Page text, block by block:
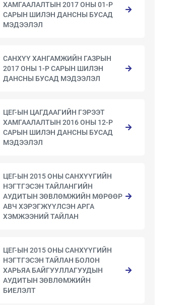
ХАМГААЛАЛТЫН 2017 ОНЫ 01-Р
САРЫН ШИЛЭН ДАНСНЫ БУСАД
МЭДЭЭЛЭЛ
САНХҮҮ ХАНГАМЖИЙН ГАЗРЫН
2017 ОНЫ 1-Р САРЫН ШИЛЭН
ДАНСНЫ БУСАД МЭДЭЭЛЭЛ
ЦЕГ-ЫН ЦАГДААГИЙН ГЭРЭЭТ
ХАМГААЛАЛТЫН 2016 ОНЫ 12-Р
САРЫН ШИЛЭН ДАНСНЫ БУСАД
МЭДЭЭЛЭЛ
ЦЕГ-ЫН 2015 ОНЫ САНХҮҮГИЙН
НЭГТГЭСЭН ТАЙЛАНГИЙН
АУДИТЫН ЗӨВЛӨМЖИЙН МӨРӨӨР
АВЧ ХЭРЭГЖҮҮЛСЭН АРГА
ХЭМЖЭЭНИЙ ТАЙЛАН
ЦЕГ-ЫН 2015 ОНЫ САНХҮҮГИЙН
НЭГТГЭСЭН ТАЙЛАН БОЛОН
ХАРЬЯА БАЙГУУЛЛАГУУДЫН
АУДИТЫН ЗӨВЛӨМЖИЙН
БИЕЛЭЛТ